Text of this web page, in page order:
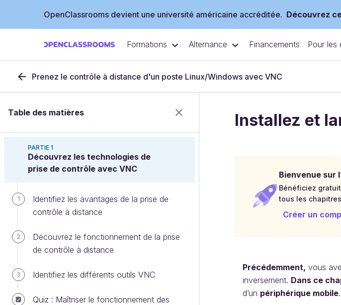
OpenClassrooms devient une université américaine accréditée. Découvrez
Formations Alternance Financements Pour les
Prenez le contrôle à distance d'un poste Linux/Windows avec VNC
Table des matières
PARTIE 1
Découvrez les technologies de
prise de contrôle avec VNC
1
Identifiez les avantages de la prise de
contrôle à distance
2
Découvrez le fonctionnement de la prise
de contrôle à distance
3 Identifiez les différents outils VNC
Quiz : Maîtriser le fonctionnement des
Installez et
Bienvenue sur
Bénéficiez
tous les
Créer un
Précédemment, vous
inversement. Dans ce
d’un périphérique mobile.